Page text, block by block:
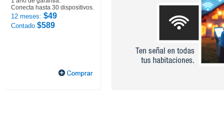
Conecta hasta 30 dispositivos.
12 meses: $49
Contado $589